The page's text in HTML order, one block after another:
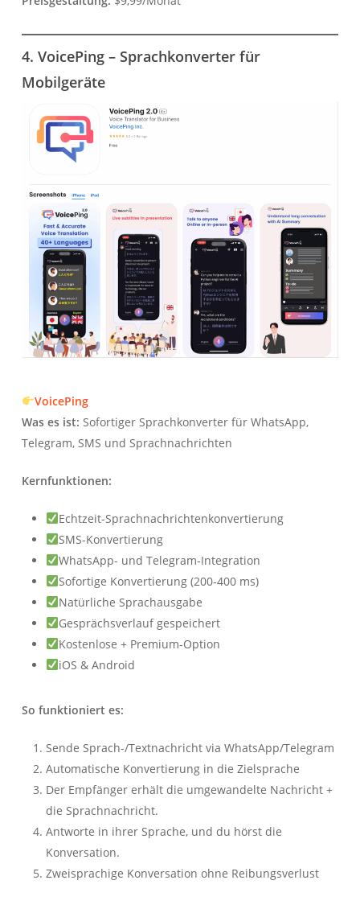
4. VoicePing – Sprachkonverter für
Mobilgeräte
VoicePing
Was es ist: Sofortiger Sprachkonverter für WhatsApp,
Telegram, SMS und Sprachnachrichten
Kernfunktionen:
Echtzeit-Sprachnachrichtenkonvertierung
SMS-Konvertierung
WhatsApp- und Telegram-Integration
Sofortige Konvertierung (200-400 ms)
Natürliche Sprachausgabe
Gesprächsverlauf gespeichert
Kostenlose + Premium-Option
iOS & Android
So funktioniert es:
Sende Sprach-/Textnachricht via WhatsApp/Telegram
Automatische Konvertierung in die Zielsprache
Der Empfänger erhält die umgewandelte Nachricht +
die Sprachnachricht.
Antworte in ihrer Sprache, und du hörst die
Konversation.
Zweisprachige Konversation ohne Reibungsverlust